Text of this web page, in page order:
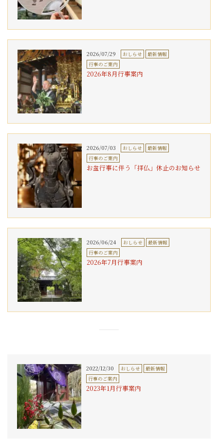
2026/07/29 おしらせ
最新情報
行事のご案内
2026年8月行事案内
2026/07/03 おしらせ
最新情報
行事のご案内
お盆行事に伴う「拝仏」休止のお知らせ
2026/06/24 おしらせ
最新情報
行事のご案内
2026年7月行事案内
2022/12/30 おしらせ
最新情報
行事のご案内
2023年1月行事案内